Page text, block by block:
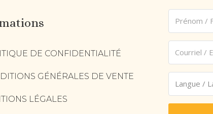
DE CONFIDENTIALITÉ
GÉNÉRALES DE VENTE
LÉGALES